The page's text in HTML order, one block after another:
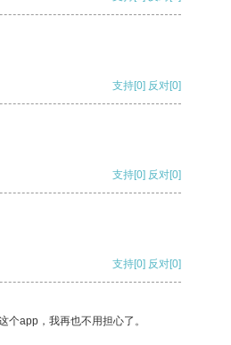
支持[0] 反对[0]
支持[0] 反对[0]
支持[0] 反对[0]
app，我再也不用担心了。